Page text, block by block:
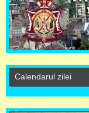
Calendarul zilei